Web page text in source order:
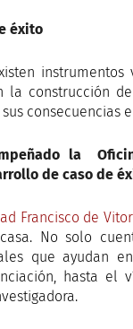
éxito
la construcción
consecuencias
la
de caso de
Francisco de
No solo
que ayudan
hasta el